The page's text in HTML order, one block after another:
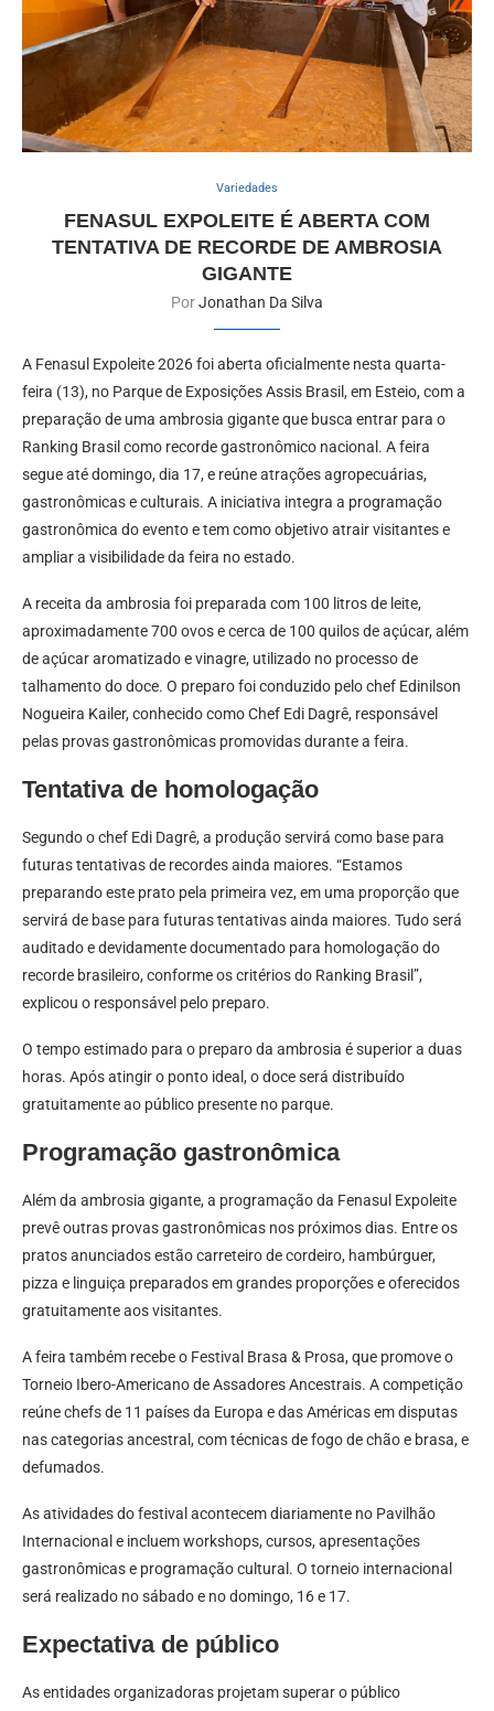
Variedades
FENASUL EXPOLEITE É ABERTA COM
TENTATIVA DE RECORDE DE AMBROSIA
GIGANTE
PorJonathan Da Silva
A Fenasul Expoleite 2026 foi aberta oficialmente nesta quarta-
feira (13), no Parque de Exposições Assis Brasil, em Esteio, com a
preparação de uma ambrosia gigante que busca entrar para o
Ranking Brasil como recorde gastronômico nacional. A feira
segue até domingo, dia 17, e reúne atrações agropecuárias,
gastronômicas e culturais. A iniciativa integra a programação
gastronômica do evento e tem como objetivo atrair visitantes e
ampliar a visibilidade da feira no estado.
A receita da ambrosia foi preparada com 100 litros de leite,
aproximadamente 700 ovos e cerca de 100 quilos de açúcar, além
de açúcar aromatizado e vinagre, utilizado no processo de
talhamento do doce. O preparo foi conduzido pelo chef Edinilson
Nogueira Kailer, conhecido como Chef Edi Dagrê, responsável
pelas provas gastronômicas promovidas durante a feira.
Tentativa de homologação
Segundo o chef Edi Dagrê, a produção servirá como base para
futuras tentativas de recordes ainda maiores. “Estamos
preparando este prato pela primeira vez, em uma proporção que
servirá de base para futuras tentativas ainda maiores. Tudo será
auditado e devidamente documentado para homologação do
recorde brasileiro, conforme os critérios do Ranking Brasil”,
explicou o responsável pelo preparo.
O tempo estimado para o preparo da ambrosia é superior a duas
horas. Após atingir o ponto ideal, o doce será distribuído
gratuitamente ao público presente no parque.
Programação gastronômica
Além da ambrosia gigante, a programação da Fenasul Expoleite
prevê outras provas gastronômicas nos próximos dias. Entre os
pratos anunciados estão carreteiro de cordeiro, hambúrguer,
pizza e linguiça preparados em grandes proporções e oferecidos
gratuitamente aos visitantes.
A feira também recebe o Festival Brasa & Prosa, que promove o
Torneio Ibero-Americano de Assadores Ancestrais. A competição
reúne chefs de 11 países da Europa e das Américas em disputas
nas categorias ancestral, com técnicas de fogo de chão e brasa, e
defumados.
As atividades do festival acontecem diariamente no Pavilhão
Internacional e incluem workshops, cursos, apresentações
gastronômicas e programação cultural. O torneio internacional
será realizado no sábado e no domingo, 16 e 17.
Expectativa de público
As entidades organizadoras projetam superar o público